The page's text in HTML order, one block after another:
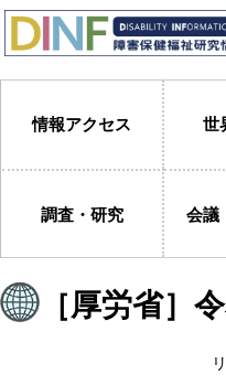
情報アクセス 世
調査・研究 会議
［厚労省］